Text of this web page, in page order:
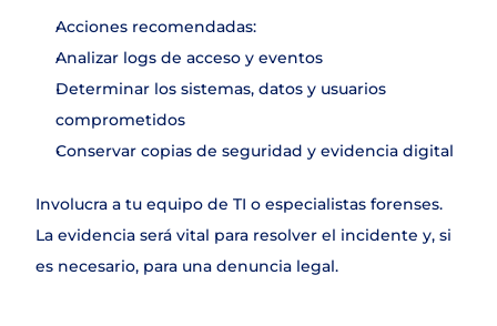
Acciones recomendadas:
Analizar logs de acceso y eventos
Determinar los sistemas, datos y usuarios
comprometidos
Conservar copias de seguridad y evidencia digital
Involucra a tu equipo de TI o especialistas forenses.
La evidencia será vital para resolver el incidente y, si
es necesario, para una denuncia legal.